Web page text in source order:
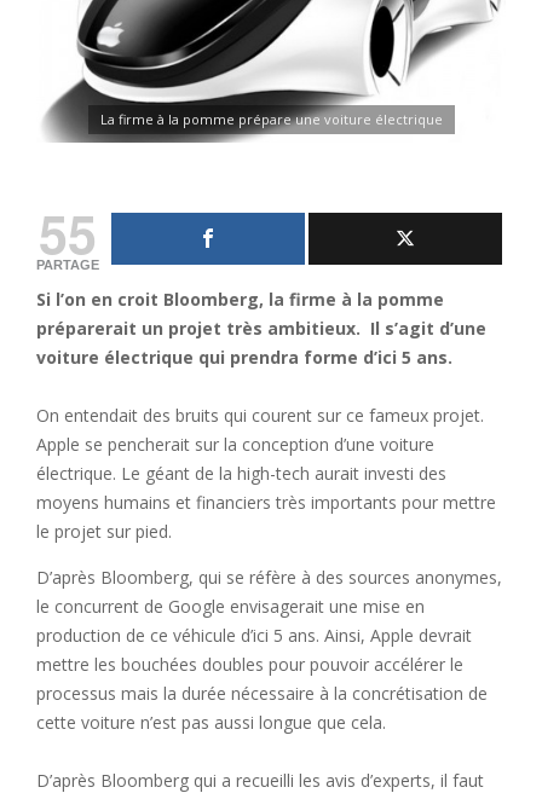
La firme à la pomme prépare une voiture électrique
55
PARTAGE
Si l’on en croit Bloomberg, la firme à la pomme
préparerait un projet très ambitieux. Il s’agit d’une
voiture électrique qui prendra forme d’ici 5 ans.
On entendait des bruits qui courent sur ce fameux projet.
Apple se pencherait sur la conception d’une voiture
électrique. Le géant de la high-tech aurait investi des
moyens humains et financiers très importants pour mettre
le projet sur pied.
D’après Bloomberg, qui se réfère à des sources anonymes,
le concurrent de Google envisagerait une mise en
production de ce véhicule d’ici 5 ans. Ainsi, Apple devrait
mettre les bouchées doubles pour pouvoir accélérer le
processus mais la durée nécessaire à la concrétisation de
cette voiture n’est pas aussi longue que cela.
D’après Bloomberg qui a recueilli les avis d’experts, il faut